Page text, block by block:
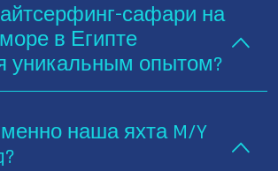
сафари на
в Египте
уникальным опытом?
наша яхта M/Y